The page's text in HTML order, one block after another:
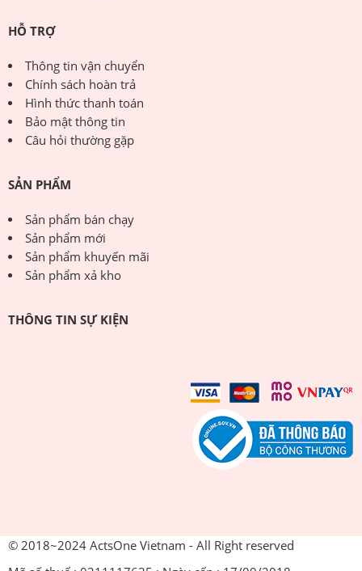
HỖ TRỢ
Thông tin vận chuyển
Chính sách hoàn trả
Hình thức thanh toán
Bảo mật thông tin
Câu hỏi thường gặp
SẢN PHẨM
Sản phẩm bán chạy
Sản phẩm mới
Sản phẩm khuyến mãi
Sản phẩm xả kho
THÔNG TIN SỰ KIỆN
© 2018~2024 ActsOne Vietnam - All Right reserved